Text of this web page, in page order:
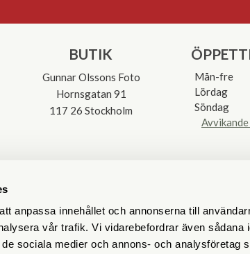
anpassa innehållet och annonserna till
vår trafik. Vi vidarebefordrar även sådana
sociala medier och annons- och analysföretag
BUTIK
Gunnar Olssons Foto
Hornsgatan 91
117 26 Stockholm
Mån-fre
Lördag
Söndag